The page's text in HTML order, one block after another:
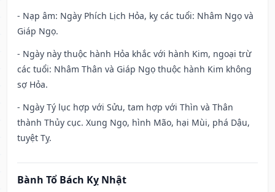
- Nạp âm: Ngày Phích Lịch Hỏa, kỵ các tuổi: Nhâm Ngọ và
Giáp Ngọ.
- Ngày này thuộc hành Hỏa khắc với hành Kim, ngoại trừ
các tuổi: Nhâm Thân và Giáp Ngọ thuộc hành Kim không
sợ Hỏa.
- Ngày Tý lục hợp với Sửu, tam hợp với Thìn và Thân
thành Thủy cục. Xung Ngọ, hình Mão, hại Mùi, phá Dậu,
tuyệt Tỵ.
Bành Tổ Bách Kỵ Nhật